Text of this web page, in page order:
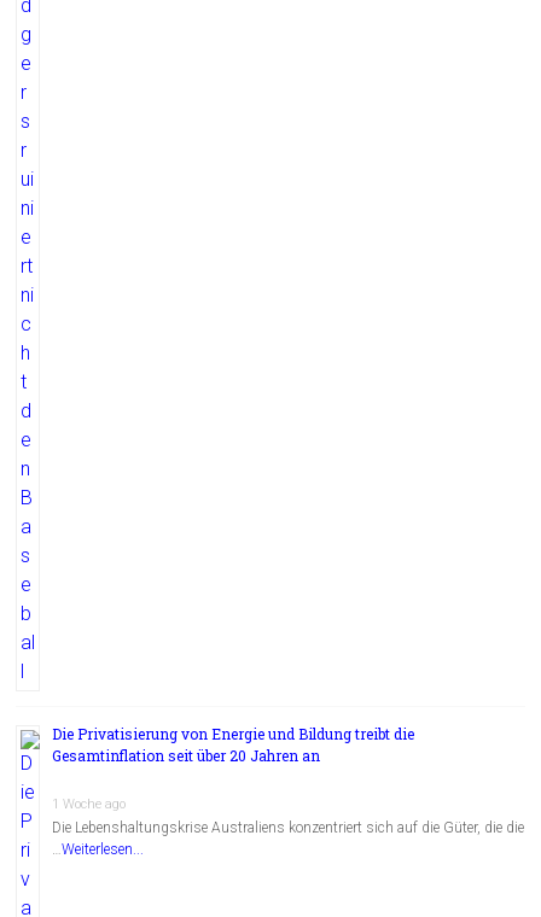
Die Privatisierung von Energie und Bildung treibt die
Gesamtinflation seit über 20 Jahren an
1 Woche ago
Die Lebenshaltungskrise Australiens konzentriert sich auf die Güter, die die
…Weiterlesen...